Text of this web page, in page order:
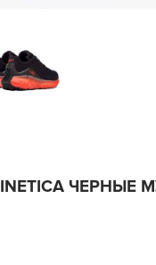
ЧЕРНЫЕ